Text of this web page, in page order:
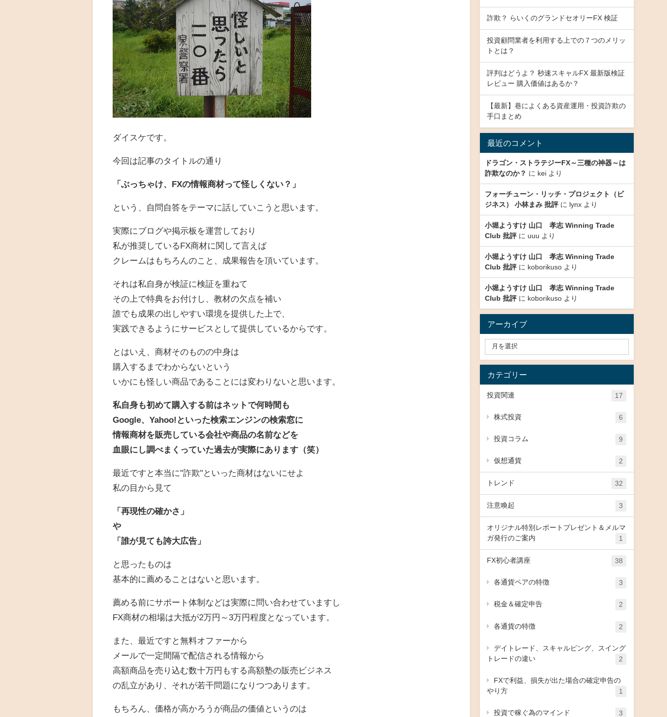
ダイスケです。
今回は記事のタイトルの通り
「ぶっちゃけ、FXの情報商材って怪しくない？」
という、自問自答をテーマに話していこうと思います。
実際にブログや掲示板を運営しており
私が推奨しているFX商材に関して言えば
クレームはもちろんのこと、成果報告を頂いています。
それは私自身が検証に検証を重ねて
その上で特典をお付けし、教材の欠点を補い
誰でも成果の出しやすい環境を提供した上で、
実践できるようにサービスとして提供しているからです。
とはいえ、商材そのものの中身は
購入するまでわからないという
いかにも怪しい商品であることには変わりないと思います。
私自身も初めて購入する前はネットで何時間も
Google、Yahoo!といった検索エンジンの検索窓に
情報商材を販売している会社や商品の名前などを
血眼にし調べまくっていた過去が実際にあります（笑）
最近ですと本当に"詐欺"といった商材はないにせよ
私の目から見て
「再現性の確かさ」
や
「誰が見ても誇大広告」
と思ったものは
基本的に薦めることはないと思います。
薦める前にサポート体制などは実際に問い合わせていますし
FX商材の相場は大抵が2万円～3万円程度となっています。
また、最近ですと無料オファーから
メールで一定間隔で配信される情報から
高額商品を売り込む数十万円もする高額塾の販売ビジネス
の乱立があり、それが若干問題になりつつあります。
もちろん、価格が高かろうが商品の価値というのは
詐欺？ らいくのグランドセオリーFX 検証
投資顧問業者を利用する上での７つのメリッ
トとは？
評判はどうよ？ 秒速スキャルFX 最新版検証
レビュー 購入価値はあるか？
【最新】巷によくある資産運用・投資詐欺の
手口まとめ
最近のコメント
ドラゴン・ストラテジーFX～三種の神器～は
詐欺なのか？ に keiより
フォーチューン・リッチ・プロジェクト（ビ
ジネス） 小林まみ 批評に lynxより
小堀ようすけ 山口 孝志 Winning Trade
Club 批評に uuu より
小堀ようすけ 山口 孝志 Winning Trade
Club 批評に koborikusoより
小堀ようすけ 山口 孝志 Winning Trade
Club 批評に koborikusoより
アーカイブ
カテゴリー
投資関連 17
株式投資 6
投資コラム 9
仮想通貨 2
トレンド 32
注意喚起 3
オリジナル特別レポートプレゼント＆メルマ
ガ発行のご案内
1
FX初心者講座 38
各通貨ペアの特徴 3
税金＆確定申告 2
各通貨の特徴 2
デイトレード、スキャルピング、スイング
トレードの違い
2
FXで利益、損失が出た場合の確定申告の
やり方
1
投資で稼ぐ為のマインド 3